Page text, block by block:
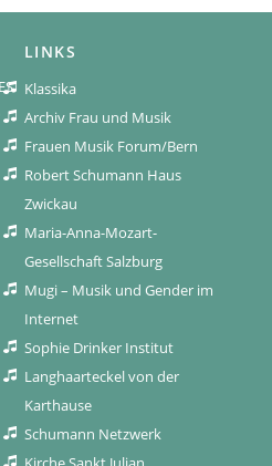
LINKS
Klassika
Archiv Frau und Musik
Frauen Musik Forum/Bern
Robert Schumann Haus
Zwickau
Maria-Anna-Mozart-
Gesellschaft Salzburg
Mugi – Musik und Gender im
Internet
Sophie Drinker Institut
Langhaarteckel von der
Karthause
Schumann Netzwerk